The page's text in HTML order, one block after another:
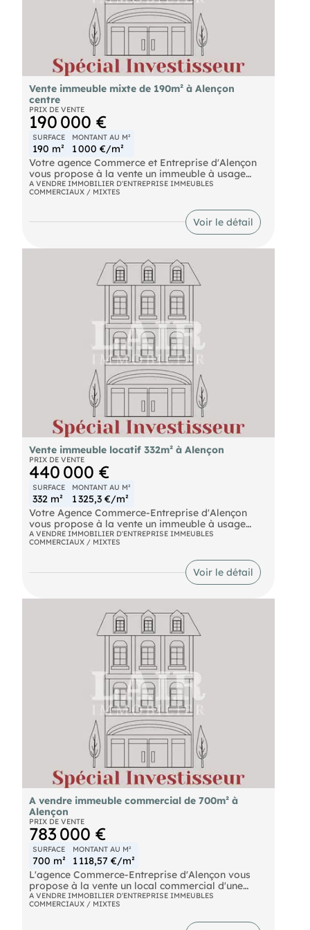
Vente immeuble mixte de 190m² à Alençon
centre
PRIX DE VENTE
190 000 €
SURFACE
190 m²
MONTANT AU M²
1 000 €/m²
Votre agence Commerce et Entreprise d'Alençon
vous propose à la vente un immeuble à usage
mixte, alliant commerce et habitation, à rénover.
Idéalement situé dans l'hyper-centre d'Alençon,
privilégié. Il est composé d'un local commercial,
ainsi que de 3 étages d'environ 35 m² chacun, ideal
est en bon état, offrant un accès aisé à toutes les
commodités, incluant commerces, écoles,
transports en commun, gare et parkings publics.
Pour de plus amples informations, n'hésitez pas à
contacter notre agence au .
A VENDRE IMMOBILIER D'ENTREPRISE IMMEUBLES
COMMERCIAUX / MIXTES
Voir le détail
Vente immeuble locatif 332m² à Alençon
PRIX DE VENTE
440 000 €
SURFACE
332 m²
MONTANT AU M²
1 325,3 €/m²
Votre Agence Commerce-Entreprise d'Alençon
vous propose à la vente un immeuble à usage
locatif , comprenant une surface de bureaux de
110 m2 en rez-de-chaussée et de 3 appartements
sur 2 étages. Immeuble entièrement occupé,
actuellement sous bail avec un loyer net annuel de
28 000 euros. Pour davantage de renseignements,
Agent Commercial
- Numéro RSAC :
A VENDRE IMMOBILIER D'ENTREPRISE IMMEUBLES
COMMERCIAUX / MIXTES
Voir le détail
A vendre immeuble commercial de 700m² à
Alençon
PRIX DE VENTE
783 000 €
SURFACE
700 m²
MONTANT AU M²
1 118,57 €/m²
L'agence Commerce-Entreprise d'Alençon vous
propose à la vente un local commercial d'une
surface de 700 m², situé sur un emplacement
numéro 1 dans l'hyper-centre, à proximité des
enseignes nationales. Le magasin comprend un
A VENDRE IMMOBILIER D'ENTREPRISE IMMEUBLES
COMMERCIAUX / MIXTES